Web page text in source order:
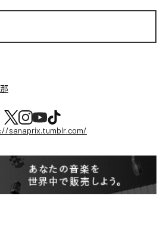
sanaprix.tumblr.com/